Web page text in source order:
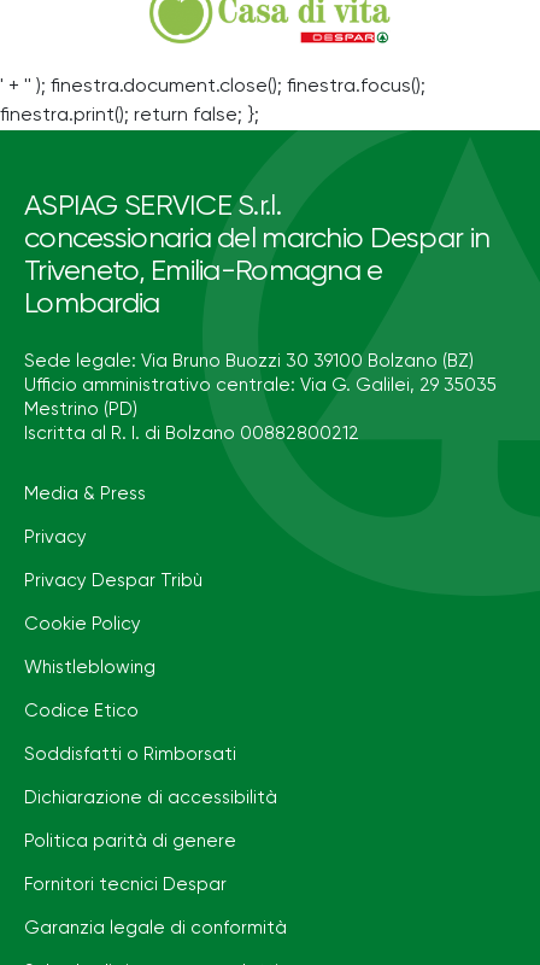
' + '' ); finestra.document.close(); finestra.focus();
finestra.print(); return false; };
ASPIAG SERVICE S.r.l.
concessionaria del marchio Despar in
Triveneto, Emilia-Romagna e
Lombardia
Sede legale: Via Bruno Buozzi 30 39100 Bolzano (BZ)
Ufficio amministrativo centrale: Via G. Galilei, 29 35035
Mestrino (PD)
Iscritta al R. I. di Bolzano 00882800212
Media & Press
Privacy
Privacy Despar Tribù
Cookie Policy
Whistleblowing
Codice Etico
Soddisfatti o Rimborsati
Dichiarazione di accessibilità
Politica parità di genere
Fornitori tecnici Despar
Garanzia legale di conformità